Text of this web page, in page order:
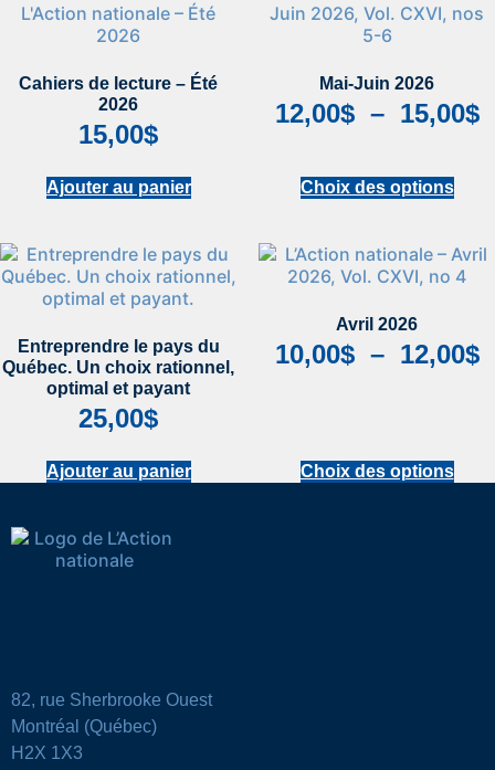
Cahiers de lecture – Été
2026
15,00$
Ajouter au panier
Mai-Juin 2026
12,00$ – 15,00$
Choix des options
Entreprendre le pays du
Québec. Un choix rationnel,
optimal et payant
25,00$
Ajouter au panier
Avril 2026
10,00$ – 12,00$
Choix des options
82, rue Sherbrooke Ouest
Montréal (Québec)
H2X 1X3